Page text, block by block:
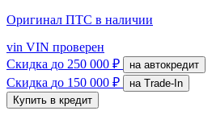
Оригинал ПТС в наличии
vin VIN проверен
Скидка до 250 000 ₽ на автокредит
Скидка до 150 000 ₽
на Trade-In
Купить в кредит